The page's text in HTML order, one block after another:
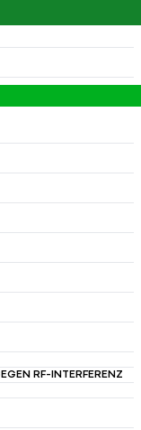
RF-INTERFERENZ